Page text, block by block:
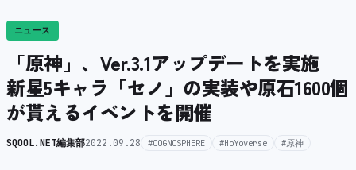
ニュース
「原神」、Ver.3.1アップデートを実施
新星5キャラ「セノ」の実装や原石1600個
が貰えるイベントを開催
SQOOL.NET編集部2022.09.28 #COGNOSPHERE #HoYoverse #原神